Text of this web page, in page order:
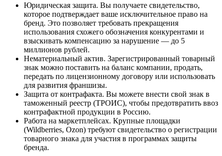
Юридическая защита. Вы получаете свидетельство,
которое подтверждает ваше исключительное право на
бренд. Это позволяет требовать прекращения
использования схожего обозначения конкурентами и
взыскивать компенсацию за нарушение — до 5
миллионов рублей.
Нематериальный актив. Зарегистрированный товарный
знак можно поставить на баланс компании, продать,
передать по лицензионному договору или использовать
для развития франшизы.
Защита от контрафакта. Вы можете внести свой знак в
таможенный реестр (ТРОИС), чтобы предотвратить ввоз
контрафактной продукции в Россию.
Работа на маркетплейсах. Крупные площадки
(Wildberries, Ozon) требуют свидетельство о регистрации
товарного знака для участия в программах защиты
бренда.